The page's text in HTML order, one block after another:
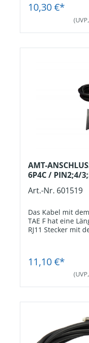
10,30 €*
AMT-
6P4C / PIN2;4/
Art.-Nr. 601519
Das Kabel mit
TAE F hat eine
RJ11 Stecker mit
11,10 €*